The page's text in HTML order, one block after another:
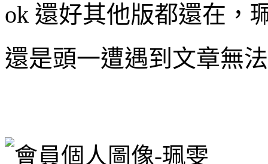
ok 還好其他版都還在，
還是頭一遭遇到文章無